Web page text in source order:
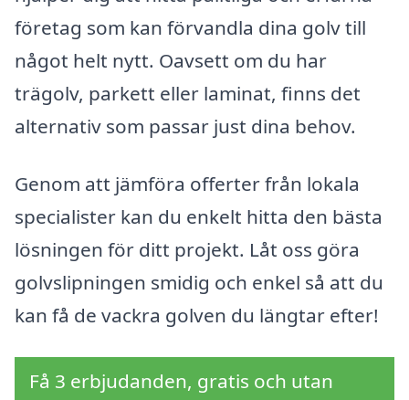
företag som kan förvandla dina golv till
något helt nytt. Oavsett om du har
trägolv, parkett eller laminat, finns det
alternativ som passar just dina behov.
Genom att jämföra offerter från lokala
specialister kan du enkelt hitta den bästa
lösningen för ditt projekt. Låt oss göra
golvslipningen smidig och enkel så att du
kan få de vackra golven du längtar efter!
Få 3 erbjudanden, gratis och utan